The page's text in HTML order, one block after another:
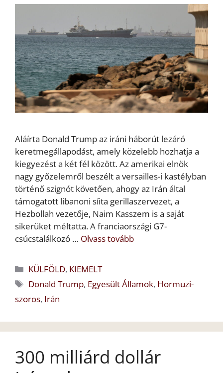
Aláírta Donald Trump az iráni háborút lezáró
keretmegállapodást, amely közelebb hozhatja a
kiegyezést a két fél között. Az amerikai elnök
nagy győzelemről beszélt a versailles-i kastélyban
történő szignót követően, ahogy az Irán által
támogatott libanoni síita gerillaszervezet, a
Hezbollah vezetője, Naim Kasszem is a saját
sikerüket méltatta. A franciaországi G7-
csúcstalálkozó … Olvass tovább
Kategória
KÜLFÖLD, KIEMELT
Címkék
Donald Trump, Egyesült Államok, Hormuzi-
szoros, Irán
300 milliárd dollár